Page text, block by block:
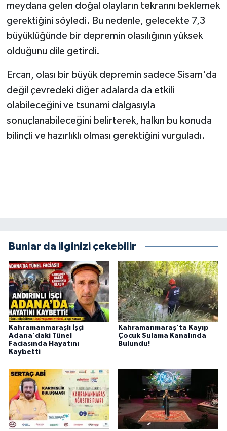
meydana gelen doğal olayların tekrarını beklemek
gerektiğini söyledi. Bu nedenle, gelecekte 7,3
büyüklüğünde bir depremin olasılığının yüksek
olduğunu dile getirdi.
Ercan, olası bir büyük depremin sadece Sisam'da
değil çevredeki diğer adalarda da etkili
olabileceğini ve tsunami dalgasıyla
sonuçlanabileceğini belirterek, halkın bu konuda
bilinçli ve hazırlıklı olması gerektiğini vurguladı.
Bunlar da ilginizi çekebilir
Kahramanmaraşlı İşçi
Adana'daki Tünel
Faciasında Hayatını
Kaybetti
Kahramanmaraş'ta Kayıp
Çocuk Sulama Kanalında
Bulundu!
TARİH
Genel
Politika
YEREL
BÖLGEDEN
BİLİM VE TEKNOLOJİ
YARIŞMALAR
TANITIM
HABERDE İNSAN